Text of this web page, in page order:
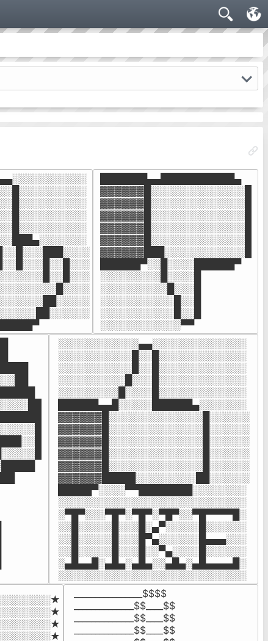
███████▄▄███████████▄
▓▓▓▓▓▓█░░░░░░░░░░░░░░█
▓▓▓▓▓▓█░░░░░░░░░░░░░░█
▓▓▓▓▓▓█░░░░░░░░░░░░░░█
▓▓▓▓▓▓█░░░░░░░░░░░░░░█
▓▓▓▓▓▓█░░░░░░░░░░░░░░█
▓▓▓▓▓▓███░░░░░░░░░░░░█
██████▀░░█░░░░██████▀
░░░░░░░░░█░░░░█
░░░░░░░░░░█░░░█
░░░░░░░░░░░█░░█
░░░░░░░░░░░█░░█
░░░░░░░░░░░░▀▀
░░░░░░░░░░░░▄▄░░░░░░░░░░░░░░
░░░░░░░░░░░█░░█░░░░░░░░░░░░░
░░░░░░░░░░░█░░█░░░░░░░░░░░░░
░░░░░░░░░░█░░░█░░░░░░░░░░░░░
░░░░░░░░░█░░░░█░░░░░░░░░░░░░
██████▄▄█░░░░░██████▄░░░░░░░
▓▓▓▓▓▓█░░░░░░░░░░░░░░█░░░░░░
▓▓▓▓▓▓█░░░░░░░░░░░░░░█░░░░░░
▓▓▓▓▓▓█░░░░░░░░░░░░░░█░░░░░░
▓▓▓▓▓▓█░░░░░░░░░░░░░░█░░░░░░
▓▓▓▓▓▓█░░░░░░░░░░░░░░█░░░░░░
▓▓▓▓▓▓█████░░░░░░░░░██░░░░░░
█████▀░░░░▀▀████████░░░░░░░░
░░░░░░░░░░░░░░░░░░░░░░░░░░░░
░▀█▀░░░▀█▀░▀█▀░▀█▀░░▀█▀▀▀▀█░
░░█░░░░░█░░░█░▄▀░░░░░█░░░░░░
░░█░░░░░█░░░█▀▄░░░░░░█▄▄▄░░░
░░█░░░░░█░░░█░░▀▄░░░░█░░░░░░
░▄█▄▄█░▄█▄░▄█▄░░▄█▄░▄█▄▄▄▄█░
░░░░░░░░░░░░░░░░░░░░░░░░░░░░
________________$$$$
______________$$____$$
______________$$____$$
______________$$____$$